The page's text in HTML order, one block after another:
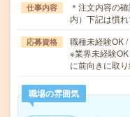
仕事内容
＊注文内容の
内）下記は慣
応募資格
職種未経験OK
※業界未経験
に前向きに取
職場の雰囲気